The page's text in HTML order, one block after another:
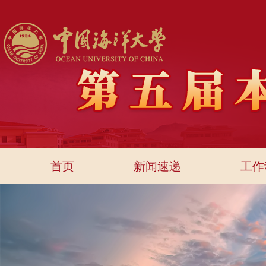
首页 新闻速递 工